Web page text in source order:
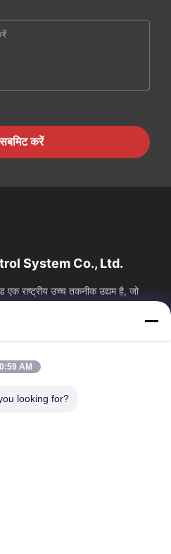
करें
System Co., Ltd.
राष्ट्रीय उच्च तकनीक उद्यम है, जो
नियंत्रण सेवाओं में...
हमारे बारे में
गुणवत्ता नियंत्रण
AM
looking for?